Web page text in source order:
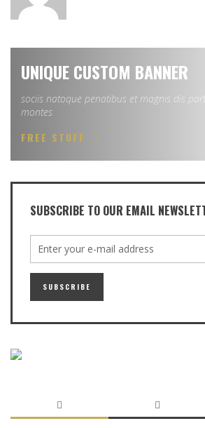
UNIQUE CUSTOM BANNER
sociis natoque penatibus et magnis dis
montes
FREE STUFF
SUBSCRIBE TO OUR EMAIL